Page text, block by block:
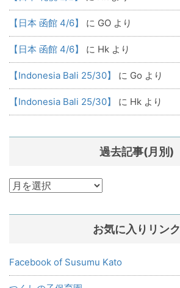
【日本 函館 4/6】 に GO より
【日本 函館 4/6】 に Hk より
【Indonesia Bali 25/30】 に Go より
【Indonesia Bali 25/30】 に Hk より
過去記事(月別)
過
記
別)
お気に入りリンク
Facebook of Susumu Kato